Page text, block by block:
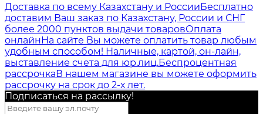
Доставка по всему Казахстану и РоссииБесплатно
доставим Ваш заказ по Казахстану, России и СНГ
более 2000 пунктов выдачи товаровОплата
онлайнНа сайте Вы можете оплатить товар любым
удобным способом! Наличные, картой, он-лайн,
выставление счета для юр.лиц.Беспроцентная
рассрочкаВ нашем магазине вы можете оформить
рассрочку на срок до 2-х лет.
Подписаться на рассылкy!